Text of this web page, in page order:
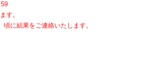
す。
に結果をご連絡いたします。